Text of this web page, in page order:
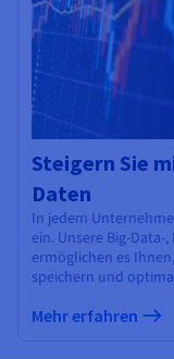
Steigern Sie
Daten
In jedem
ein. Unsere Big-
ermöglichen es
speichern und
Mehr erfahren